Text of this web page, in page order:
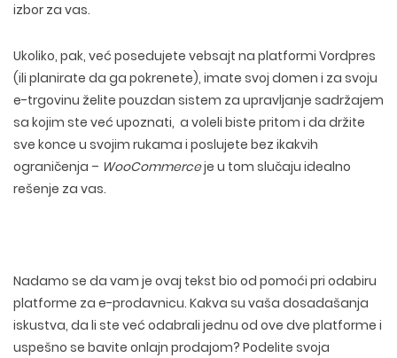
izbor za vas.
Ukoliko, pak, već posedujete vebsajt na platformi Vordpres
(ili planirate da ga pokrenete), imate svoj domen i za svoju
e-trgovinu želite pouzdan sistem za upravljanje sadržajem
sa kojim ste već upoznati, a voleli biste pritom i da držite
sve konce u svojim rukama i poslujete bez ikakvih
ograničenja – WooCommerceje u tom slučaju idealno
rešenje za vas.
Nadamo se da vam je ovaj tekst bio od pomoći pri odabiru
platforme za e-prodavnicu. Kakva su vaša dosadašanja
iskustva, da li ste već odabrali jednu od ove dve platforme i
uspešno se bavite onlajn prodajom? Podelite svoja